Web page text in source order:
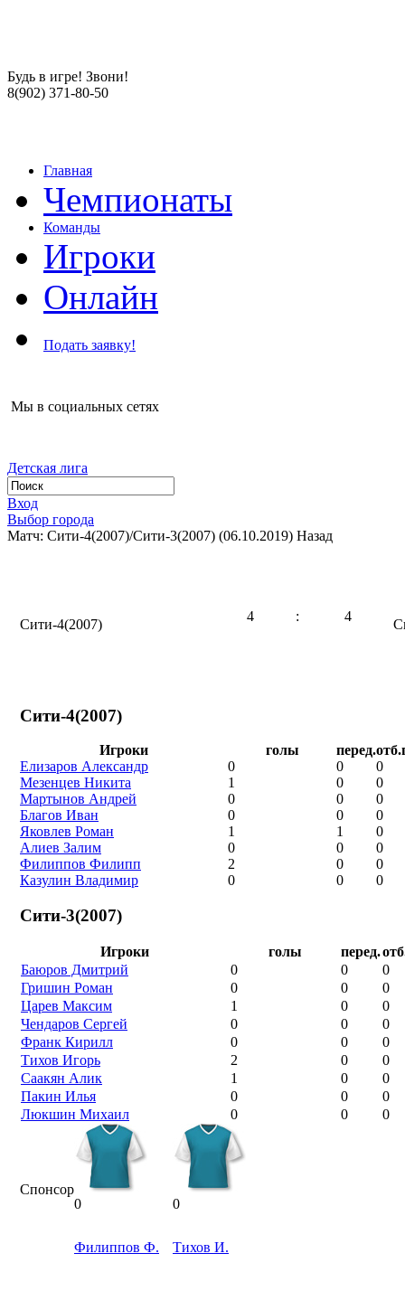
Будь в игре! Звони!
8(902) 371-80-50
Главная
Чемпионаты
Команды
Игроки
Онлайн
Подать заявку!
Мы в социальных сетях
Детская лига
Вход
Выбор города
Матч: Сити-4(2007)/Сити-3(2007) (06.10.2019) Назад
Сити-4(2007)
4 : 4
Сити-4(2007)
Игроки голы перед.
Елизаров Александр
0 0
0
Мезенцев Никита
1 0
0
Мартынов Андрей
0 0
0
Благов Иван
0 0
0
Яковлев Роман
1 1
0
Алиев Залим
0 0
0
Филиппов Филипп
2 0
0
Казулин Владимир
0 0 0
Сити-3(2007)
Игроки голы перед.
Баюров Дмитрий
0 0
0
Гришин Роман
0 0
0
Царев Максим
1 0
0
Чендаров Сергей
0 0
0
Франк Кирилл
0 0
0
Тихов Игорь
2 0
0
Саакян Алик
1 0
0
Пакин Илья
0 0
0
Люкшин Михаил
0 0 0
Спонсор
0
Филиппов Ф.
0
Тихов И.